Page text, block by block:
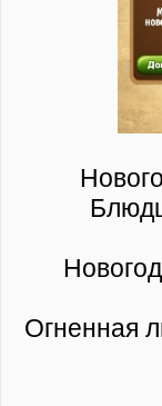
Огненная